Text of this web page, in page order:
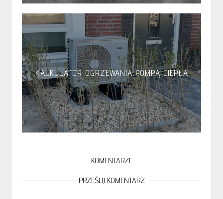
KALKULATOR OGRZEWANIA POMPĄ CIEPŁA
KOMENTARZE
PRZEŚLIJ KOMENTARZ